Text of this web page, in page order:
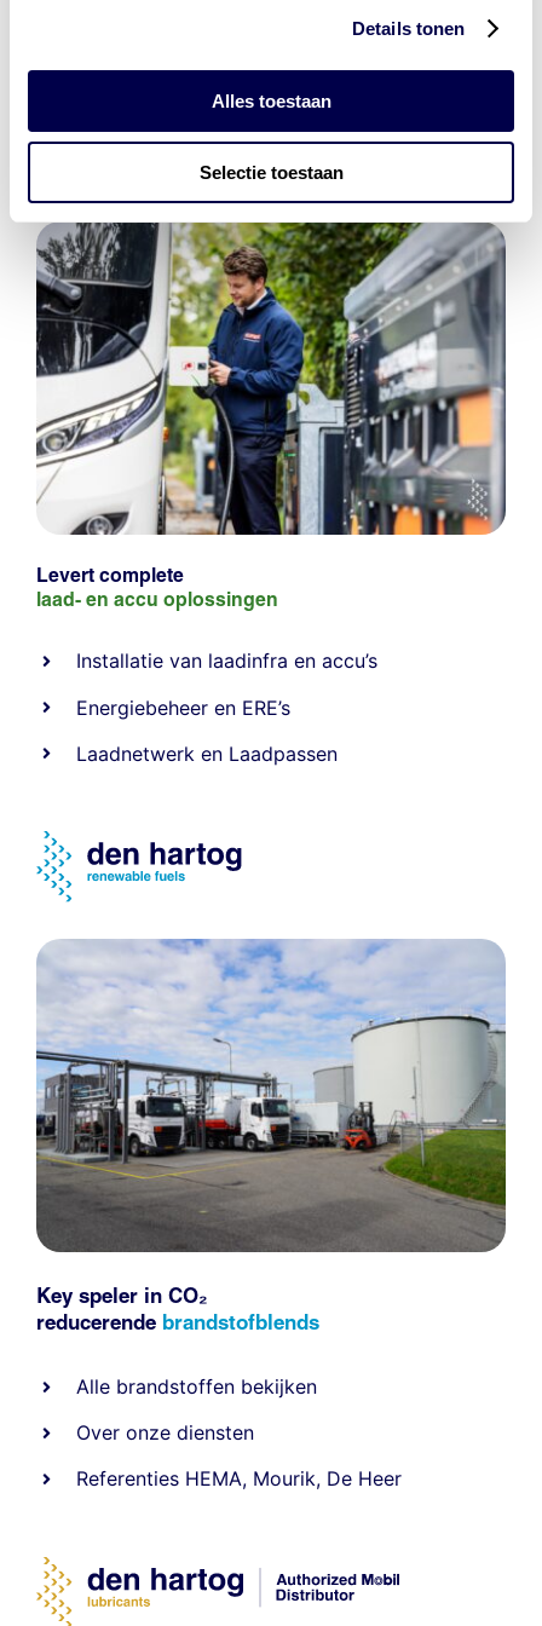
Details tonen
Alles toestaan
Selectie toestaan
Den Hartog Energies
Levert complete
laad- en accu oplossingen
Installatie van laadinfra en accu’s
Energiebeheer en ERE’s
Laadnetwerk en Laadpassen
Key speler in CO₂
reducerende brandstofblends
Alle brandstoffen bekijken
Over onze diensten
Referenties HEMA, Mourik, De Heer